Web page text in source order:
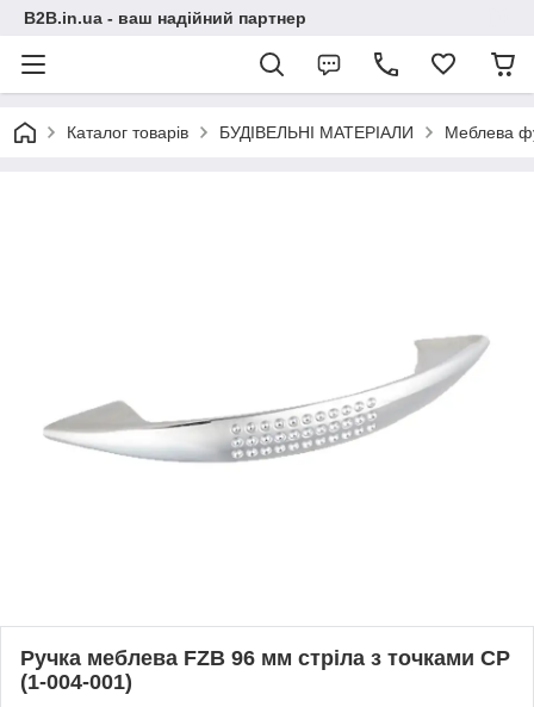
B2B.in.ua - ваш надійний партнер
Каталог товарів БУДІВЕЛЬНІ МАТЕРІАЛИ Меблева
Ручка меблева FZB 96 мм стріла з точками CP
(1-004-001)